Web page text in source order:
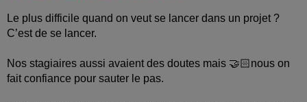
Le plus difficile quand on veut se lancer dans un projet ?
C’est de se lancer.
Nos stagiaires aussi avaient des doutes mais 🤝🏻nous on
fait confiance pour sauter le pas.